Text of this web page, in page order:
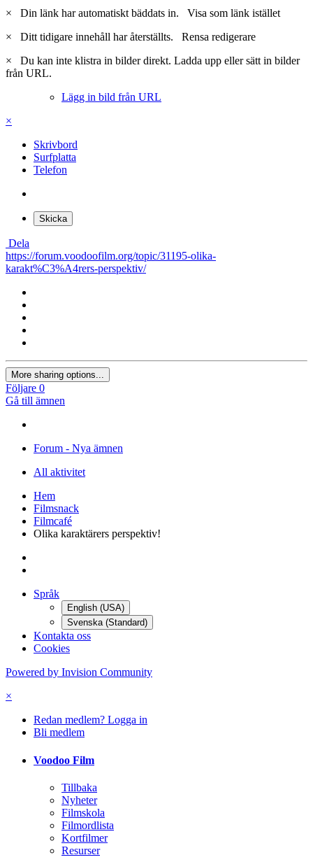
×
Din länk har automatiskt bäddats in. Visa som länk istället
×
Ditt tidigare innehåll har återställts. Rensa redigerare
×
Du kan inte klistra in bilder direkt. Ladda upp eller sätt in bilder
från URL.
Lägg in bild från URL
×
Skrivbord
Surfplatta
Telefon
Skicka
Dela
https://forum.voodoofilm.org/topic/31195-olika-
karakt%C3%A4rers-perspektiv/
More sharing options...
Följare 0
Gå till ämnen
Forum - Nya ämnen
All aktivitet
Hem
Filmsnack
Filmcafé
Olika karaktärers perspektiv!
Språk
English (USA)
Svenska (Standard)
Kontakta oss
Cookies
Powered by Invision Community
×
Redan medlem? Logga in
Bli medlem
Voodoo Film
Tillbaka
Nyheter
Filmskola
Filmordlista
Kortfilmer
Resurser